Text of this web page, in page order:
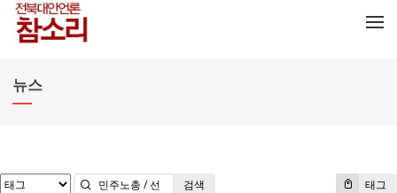
뉴스
태그
검색